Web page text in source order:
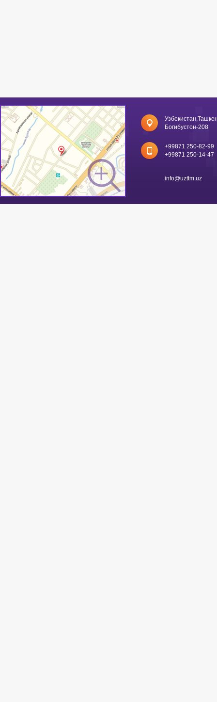
Богибустон-208
+99871 250-82-99
+99871 250-14-47
info@uzttm.uz